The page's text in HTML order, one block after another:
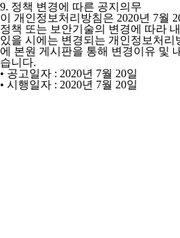
9. 정책 변경에 따른 공지의무
이 개인정보처리방침은 2020년 7월
정책 또는 보안기술의 변경에 따라
있을 시에는 변경되는 개인정보처리
에 본원 게시판을 통해 변경이유 및
습니다.
• 공고일자 : 2020년 7월 20일
• 시행일자 : 2020년 7월 20일